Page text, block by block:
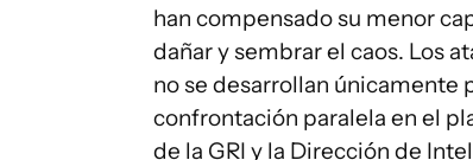
han compensado su menor
dañar y sembrar el caos. Los
no se desarrollan únicamente
confrontación paralela en el
de la GRI y la Dirección de